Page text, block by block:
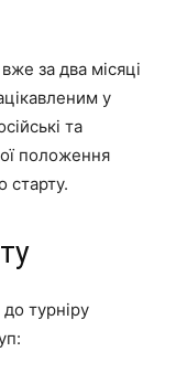
за два місяці
у
та
положення
старту.
до турніру